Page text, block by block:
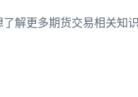
解更多期货交易相关